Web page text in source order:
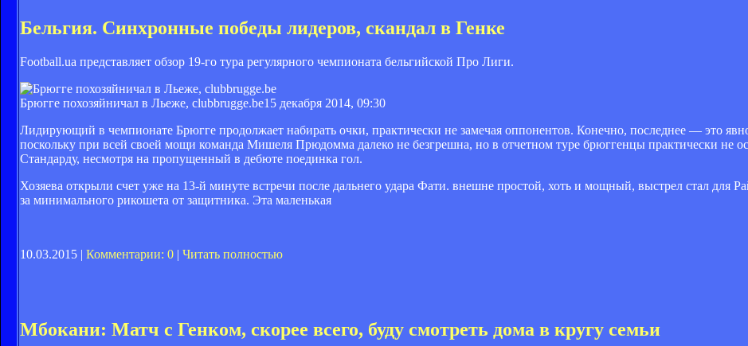
Бельгия. Синхронные победы лидеров, скандал в Генке
Football.ua представляет обзор 19-го тура регулярного чемпионата бельгийской Про Лиги.
Брюгге похозяйничал в Льеже, clubbrugge.be15 декабря 2014, 09:30
Лидирующий в чемпионате Брюгге продолжает набирать очки, практически не замечая оппонентов. Конечно, последнее — это
поскольку при всей своей мощи команда Мишеля Прюдомма далеко не безгрешна, но в отчетном туре брюггенцы практически не
Стандарду, несмотря на пропущенный в дебюте поединка гол.
Хозяева открыли счет уже на 13-й минуте встречи после дальнего удара Фати. внешне простой, хоть и мощный, выстрел стал для
за минимального рикошета от защитника. Эта маленькая
10.03.2015 | Комментарии: 0 | Читать полностью
Мбокани: Матч с Генком, скорее всего, буду смотреть дома в кругу семьи